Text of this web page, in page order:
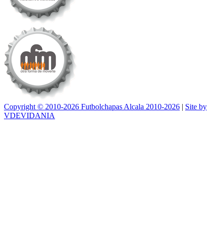
Copyright © 2010-2026 Futbolchapas Alcala 2010-2026 | Site by
VDEVIDANIA